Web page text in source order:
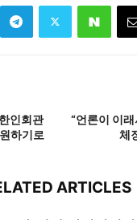
인회관
하기로
“언론이 이
체
ARTICLES